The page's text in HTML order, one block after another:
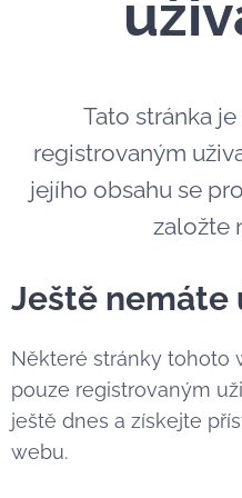
Tato stránka
registrovaným
jejího obsahu se
založte
Ještě nemáte
Některé stránky tohoto
pouze registrovaným
ještě dnes a získejte
webu.